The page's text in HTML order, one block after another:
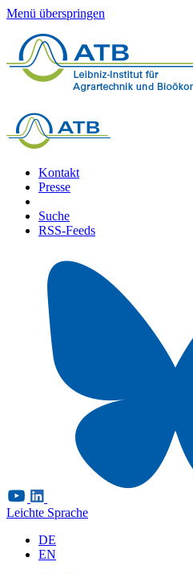
Menü überspringen
Kontakt
Presse
Suche
RSS-Feeds
Leichte Sprache
DE
EN